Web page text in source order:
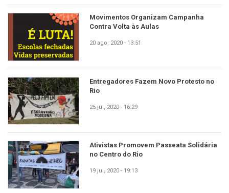
Movimentos Organizam Campanha
Contra Volta às Aulas
20 ago, 2020 - 13:51
Entregadores Fazem Novo Protesto no
Rio
25 jul, 2020 - 16:29
Ativistas Promovem Passeata Solidária
no Centro do Rio
19 jul, 2020 - 19:13